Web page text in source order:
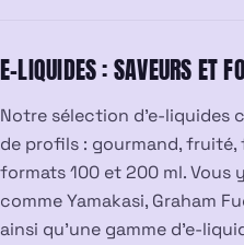
E-LIQUIDES : SAVEURS ET
Notre sélection d’e-liquides
de profils : gourmand, fruité,
formats 100 et 200 ml. Vous
comme Yamakasi, Graham
ainsi qu’une gamme d’e-